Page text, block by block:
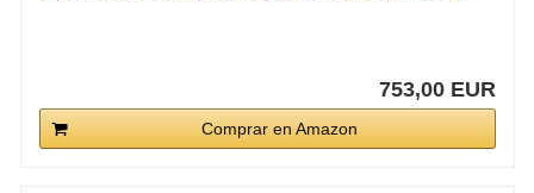
753,00 EUR
Comprar en Amazon